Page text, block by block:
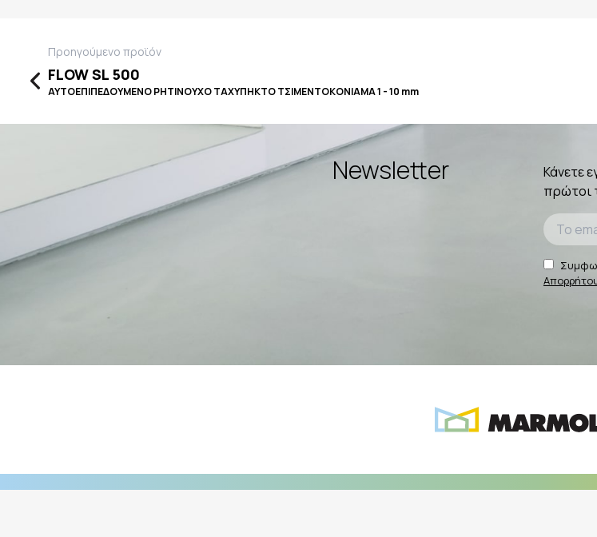
Προηγούμενο προϊόν
FLOW SL 500
ΑΥΤΟΕΠΙΠΕΔΟΥΜΕΝΟ ΡΗΤΙΝΟΥΧΟ ΤΑΧΥΠΗΚΤΟ ΤΣΙΜΕΝΤΟΚΟΝΙΑΜΑ 1 - 10 mm
Newsletter
Κάνετε
πρώτοι